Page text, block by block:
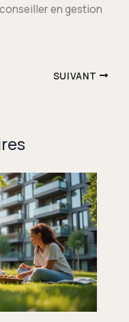
en gestion
SUIVANT